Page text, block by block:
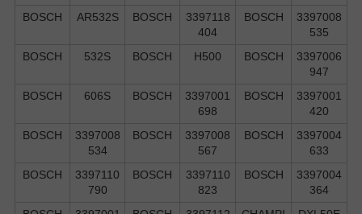
BOSCH
AR532S BOSCH
3397118
404
BOSCH
3397008
535
BOSCH
532S BOSCH H500 BOSCH
3397006
947
BOSCH
606S BOSCH
3397001
698
BOSCH
3397001
420
BOSCH
3397008
534
BOSCH
3397008
567
BOSCH
3397004
633
BOSCH
3397110
790
BOSCH
3397110
823
BOSCH
3397004
364